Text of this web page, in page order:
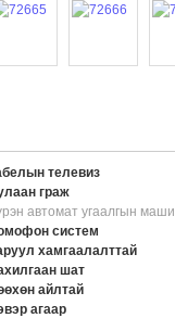
телевиз
граж
автомат угаалгын
систем
хамгаалалттай
шат
айлтай
агаар